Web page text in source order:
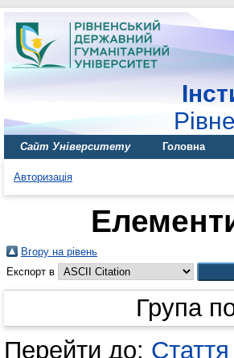
Сайт Університету Головна
Авторизація
Вгору на рівень
Експорт в
Група
Перейти до: Стаття